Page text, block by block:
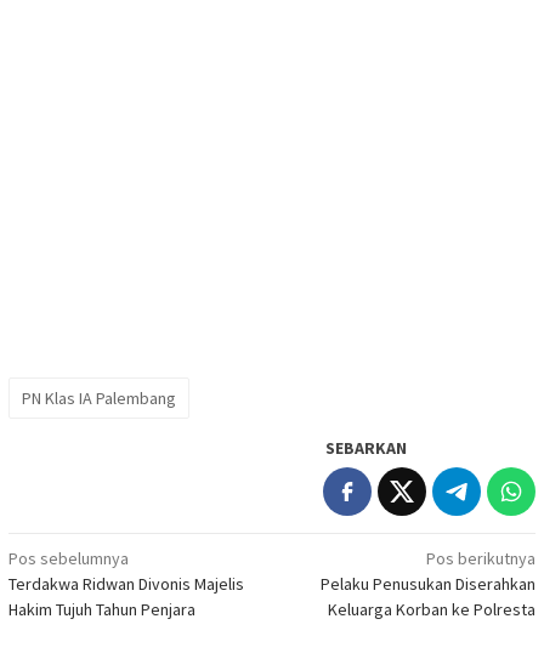
PN Klas IA Palembang
SEBARKAN
Navigasi
pos
Pos sebelumnya
Terdakwa Ridwan Divonis Majelis
Hakim Tujuh Tahun Penjara
Pos berikutnya
Pelaku Penusukan Diserahkan
Keluarga Korban ke Polresta